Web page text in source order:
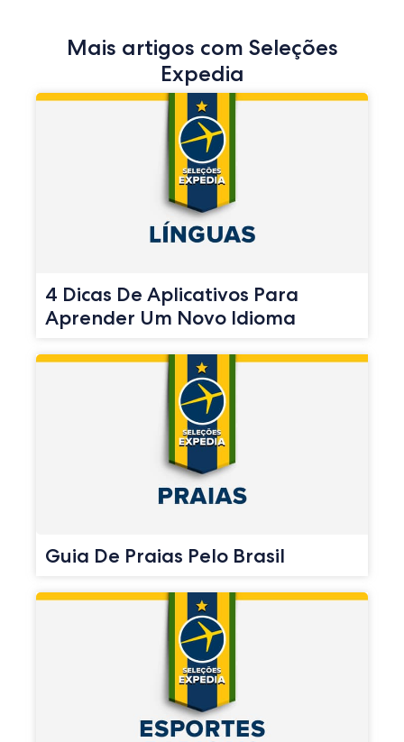
Mais artigos com Seleções
Expedia
4 Dicas De Aplicativos Para
Aprender Um Novo Idioma
Guia De Praias Pelo Brasil